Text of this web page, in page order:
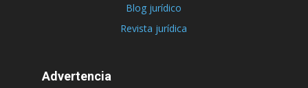
Blog jurídico
Revista jurídica
Advertencia